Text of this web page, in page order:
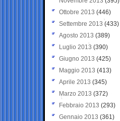
Ottobre 2013 (446)
Settembre 2013 (433)
Agosto 2013 (389)
Luglio 2013 (390)
Giugno 2013 (425)
Maggio 2013 (413)
Aprile 2013 (345)
Marzo 2013 (372)
Febbraio 2013 (293)
Gennaio 2013 (361)